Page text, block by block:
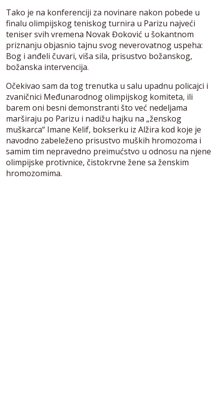
Tako je na konferenciji za novinare nakon pobede u
finalu olimpijskog teniskog turnira u Parizu najveći
teniser svih vremena Novak Đoković u šokantnom
priznanju objasnio tajnu svog neverovatnog uspeha:
Bog i anđeli čuvari, viša sila, prisustvo božanskog,
božanska intervencija.
Očekivao sam da tog trenutka u salu upadnu policajci i
zvaničnici Međunarodnog olimpijskog komiteta, ili
barem oni besni demonstranti što već nedeljama
marširaju po Parizu i nadižu hajku na „ženskog
muškarca“ Imane Kelif, bokserku iz Alžira kod koje je
navodno zabeleženo prisustvo muških hromozoma i
samim tim nepravedno preimućstvo u odnosu na njene
olimpijske protivnice, čistokrvne žene sa ženskim
hromozomima.